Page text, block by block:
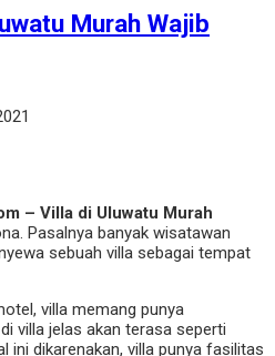
Murah Wajib
– Villa di Uluwatu Murah
Pasalnya banyak wisatawan
sebuah villa sebagai tempat
villa memang punya
villa jelas akan terasa seperti
ini dikarenakan, villa punya fasilitas